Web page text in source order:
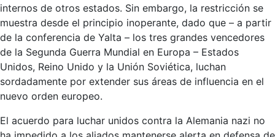
internos de otros estados. Sin embargo, la restricción se
muestra desde el principio inoperante, dado que – a partir
de la conferencia de Yalta – los tres grandes vencedores
de la Segunda Guerra Mundial en Europa – Estados
Unidos, Reino Unido y la Unión Soviética, luchan
sordadamente por extender sus áreas de influencia en el
nuevo orden europeo.
El acuerdo para luchar unidos contra la Alemania nazi no